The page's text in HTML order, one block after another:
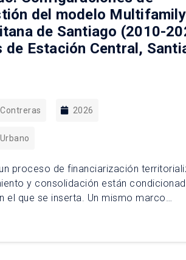
del modelo
de Santiago (2010-
de Estación Central,
2026
proceso de financiarización
y consolidación están
el que se inserta. Un mismo marco
que el modelo en el Área
no opera de forma homogénea. Este